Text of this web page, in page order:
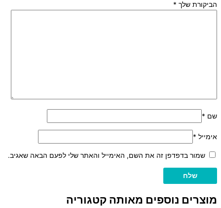
הביקורת שלך *
שם *
אימייל *
שמור בדפדפן זה את השם, האימייל והאתר שלי לפעם הבאה שאגיב.
מוצרים נוספים מאותה קטגוריה